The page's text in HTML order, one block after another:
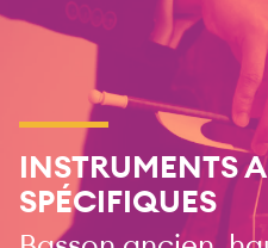
INSTRUMENTS
SPÉCIFIQUES